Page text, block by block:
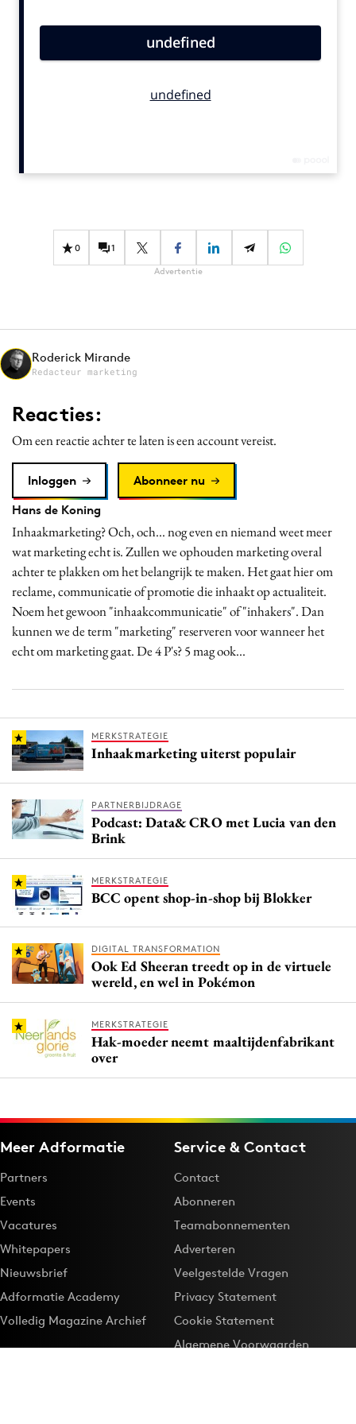
Carriere
Diversiteit
Interne communicatie
Martech
Media
PR
Programmatic
Purpose Marketing
Reputatie & crisis
0 1
Advertentie
Roderick Mirande
Redacteur marketing
Reacties:
Om een reactie achter te laten is een account vereist.
Inloggen
Abonneer nu
Hans de Koning
Inhaakmarketing? Och, och... nog even en niemand weet meer
wat marketing echt is. Zullen we ophouden marketing overal
achter te plakken om het belangrijk te maken. Het gaat hier om
reclame, communicatie of promotie die inhaakt op actualiteit.
Noem het gewoon "inhaakcommunicatie" of "inhakers". Dan
kunnen we de term "marketing" reserveren voor wanneer het
echt om marketing gaat. De 4 P's? 5 mag ook...
MERKSTRATEGIE
Inhaakmarketing uiterst populair
PARTNERBIJDRAGE
Podcast: Data& CRO met Lucia van den
Brink
MERKSTRATEGIE
BCC opent shop-in-shop bij Blokker
DIGITAL TRANSFORMATION
Ook Ed Sheeran treedt op in de virtuele
wereld, en wel in Pokémon
MERKSTRATEGIE
Hak-moeder neemt maaltijdenfabrikant
over
Meer Adformatie
Partners
Events
Vacatures
Whitepapers
Nieuwsbrief
Adformatie Academy
Volledig Magazine Archief
Service & Contact
Contact
Abonneren
Teamabonnementen
Adverteren
Veelgestelde Vragen
Privacy Statement
Cookie Statement
Algemene Voorwaarden